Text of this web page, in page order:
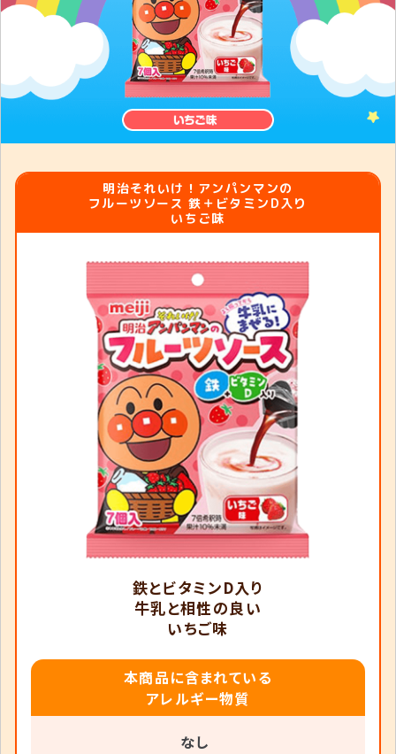
明治それいけ！アンパンマンの
フルーツソース 鉄＋ビタミンD入り
いちご味
鉄とビタミンD入り
牛乳と相性の良い
いちご味
本商品に含まれている
アレルギー物質
なし